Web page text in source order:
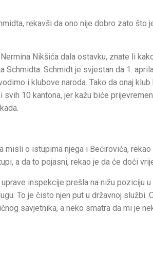
rekavši da ono nije dobro zato što
Nikšića dala ostavku, znate li
Schmidt je svjestan da 1.
i klubove naroda. Tako da onaj
10 kantona, jer kažu biće
o istupima njega i Bećirovića,
a da to pojasni, rekao je da će doći
inspekcije prešla na nižu poziciju
To je čisto njen put u državnoj službi.
savjetnika, a neko smatra da mi je